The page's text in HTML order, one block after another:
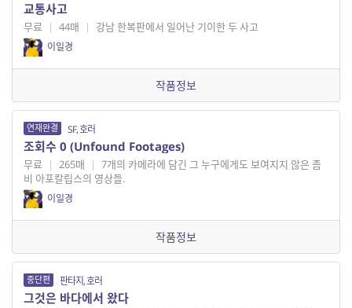
교통사고
무료 | 44매 | 강남 한복판에서 일어난 기이한 두 사고
이일경
작품정보
연재완결 SF, 호러
조회수 0 (Unfound Footages)
무료 | 265매 | 7개의 카메라에 담긴 그 누구에게도 보여지지 않은 좀
비 아포칼립스의 영상들.
이일경
작품정보
중단편 판타지, 호러
그것은 바다에서 왔다